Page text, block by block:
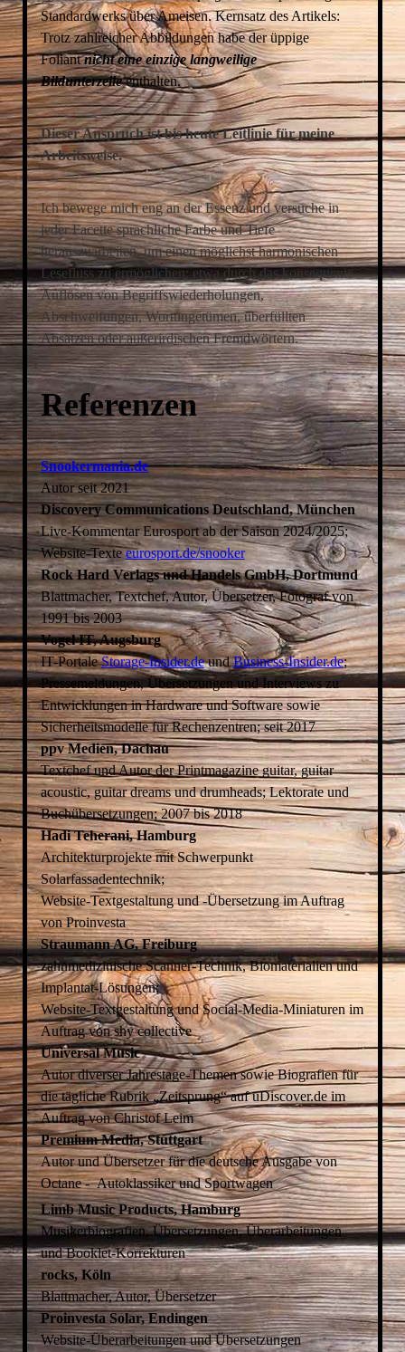
Standardwerks über Ameisen. Kernsatz des Artikels:
Trotz zahlreicher Abbildungen habe der üppige
Foliantnicht eine einzige langweilige
Bildunterzeile enthalten.
Dieser Anspruch ist bis heute Leitlinie für meine
Arbeitsweise.
Ich bewege mich eng an der Essenz und versuche in
jeder Facette sprachliche Farbe und Tiefe
herauszuarbeiten, um einen möglichst harmonischen
Lesefluss zu ermöglichen; etwa durch das konsequente
Auflösen von Begriffswiederholungen,
Abschweifungen, Wortungetümen, überfüllten
Absätzen oder außerirdischen Fremdwörtern.
Referenzen
Snookermania.de
Autor seit 2021
Discovery Communications Deutschland, München
Live-Kommentar Eurosport ab der Saison 2024/2025;
Website-Texteeurosport.de/snooker
Rock Hard Verlags und Handels GmbH, Dortmund
Blattmacher, Textchef, Autor, Übersetzer, Fotograf von
1991 bis 2003
Vogel IT, Augsburg
IT-PortaleStorage-Insider.deundBusiness-Insider.de;
Pressemeldungen, Übersetzungen und Interviews zu
Entwicklungen in Hardware und Software sowie
Sicherheitsmodelle für Rechenzentren; seit 2017
ppv Medien, Dachau
Textchef und Autor der Printmagazine guitar, guitar
acoustic, guitar dreams und drumheads; Lektorate und
Buchübersetzungen; 2007 bis 2018
Hadi Teherani, Hamburg
Architekturprojekte mit Schwerpunkt
Solarfassadentechnik;
Website-Textgestaltung und -Übersetzung im Auftrag
von Proinvesta
Straumann AG, Freiburg
zahnmedizinische Scanner-Technik, Biomaterialien und
Implantat-Lösungen;
Website-Textgestaltung und Social-Media-Miniaturen im
Auftrag von shy collective
Universal Music
Autor diverser Jahrestage-Themen sowie Biografien für
die tägliche Rubrik „Zeitsprung“ auf uDiscover.de im
Auftrag von Christof Leim
Premium Media, Stuttgart
Autor und Übersetzer für die deutsche Ausgabe von
Octane - Autoklassiker und Sportwagen
Limb Music Products, Hamburg
Musikerbiografien, Übersetzungen, Überarbeitungen
und Booklet-Korrekturen
rocks, Köln
Blattmacher, Autor, Übersetzer
Proinvesta Solar, Endingen
Website-Überarbeitungen und Übersetzungen